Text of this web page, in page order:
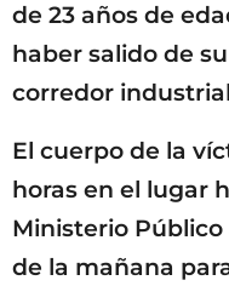
de 23 años de
haber salido de
corredor
El cuerpo de la
horas en el lugar
Ministerio Público
de la mañana